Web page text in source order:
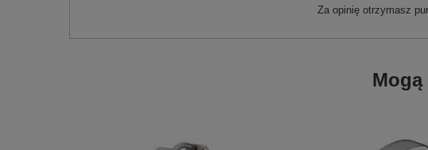
Za opinię otrzymasz